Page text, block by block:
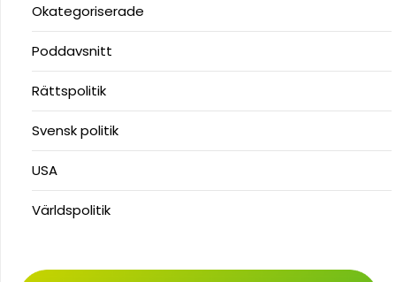
Okategoriserade
Poddavsnitt
Rättspolitik
Svensk politik
USA
Världspolitik